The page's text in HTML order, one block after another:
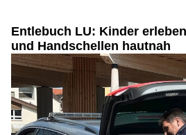
Entlebuch LU: Kinder
und Handschellen hautnah